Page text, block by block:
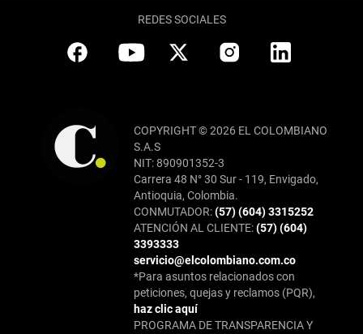
REDES SOCIALES
COPYRIGHT © 2026 EL COLOMBIANO
S.A.S
NIT: 890901352-3
Carrera 48 N° 30 Sur - 119, Envigado,
Antioquia, Colombia.
CONMUTADOR:(57) (604) 3315252
ATENCIÓN AL CLIENTE:(57) (604)
3393333
servicio@elcolombiano.com.co
*Para asuntos relacionados con
peticiones, quejas y reclamos (PQR),
haz clic aquí
PROGRAMA DE TRANSPARENCIA Y